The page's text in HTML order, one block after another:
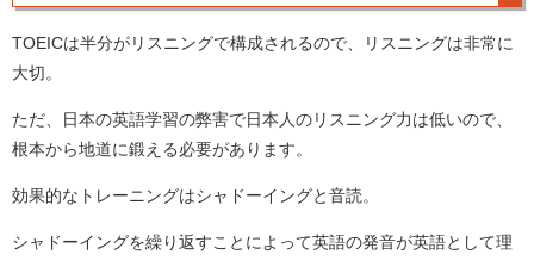
TOEICは半分がリスニングで構成されるので、リスニングは非常に
大切。
ただ、日本の英語学習の弊害で日本人のリスニング力は低いので、
根本から地道に鍛える必要があります。
効果的なトレーニングはシャドーイングと音読。
シャドーイングを繰り返すことによって英語の発音が英語として理